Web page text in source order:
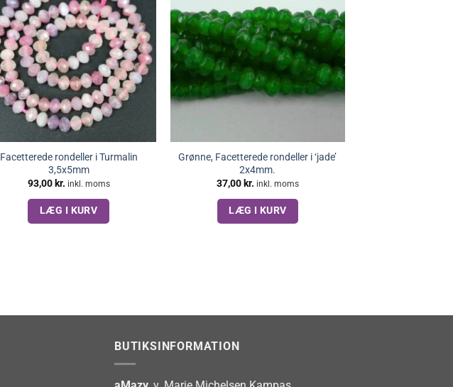
Facetterede rondeller i Turmalin
3,5x5mm
93,00kr. inkl. moms
LÆG I KURV
Grønne, Facetterede rondeller i ‘jade’
2x4mm.
37,00kr. inkl. moms
LÆG I KURV
BUTIKSINFORMATION